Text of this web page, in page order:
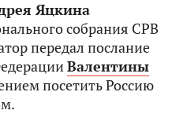
Яцкина
собрания СРВ
передал послание
Валентины
посетить Россию